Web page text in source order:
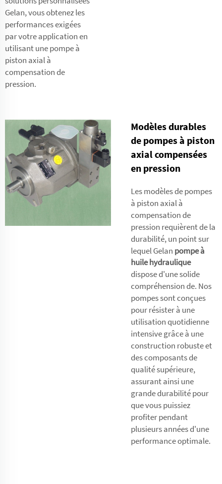
Gelan, vous obtenez les
performances exigées
par votre application en
utilisant une pompe à
piston axial à
compensation de
pression.
Modèles durables
de pompes à piston
axial compensées
en pression
Les modèles de pompes
à piston axial à
compensation de
pression requièrent de la
durabilité, un point sur
lequel Gelan pompe à
huile hydraulique
dispose d'une solide
compréhension de. Nos
pompes sont conçues
pour résister à une
utilisation quotidienne
intensive grâce à une
construction robuste et
des composants de
qualité supérieure,
assurant ainsi une
grande durabilité pour
que vous puissiez
profiter pendant
plusieurs années d'une
performance optimale.